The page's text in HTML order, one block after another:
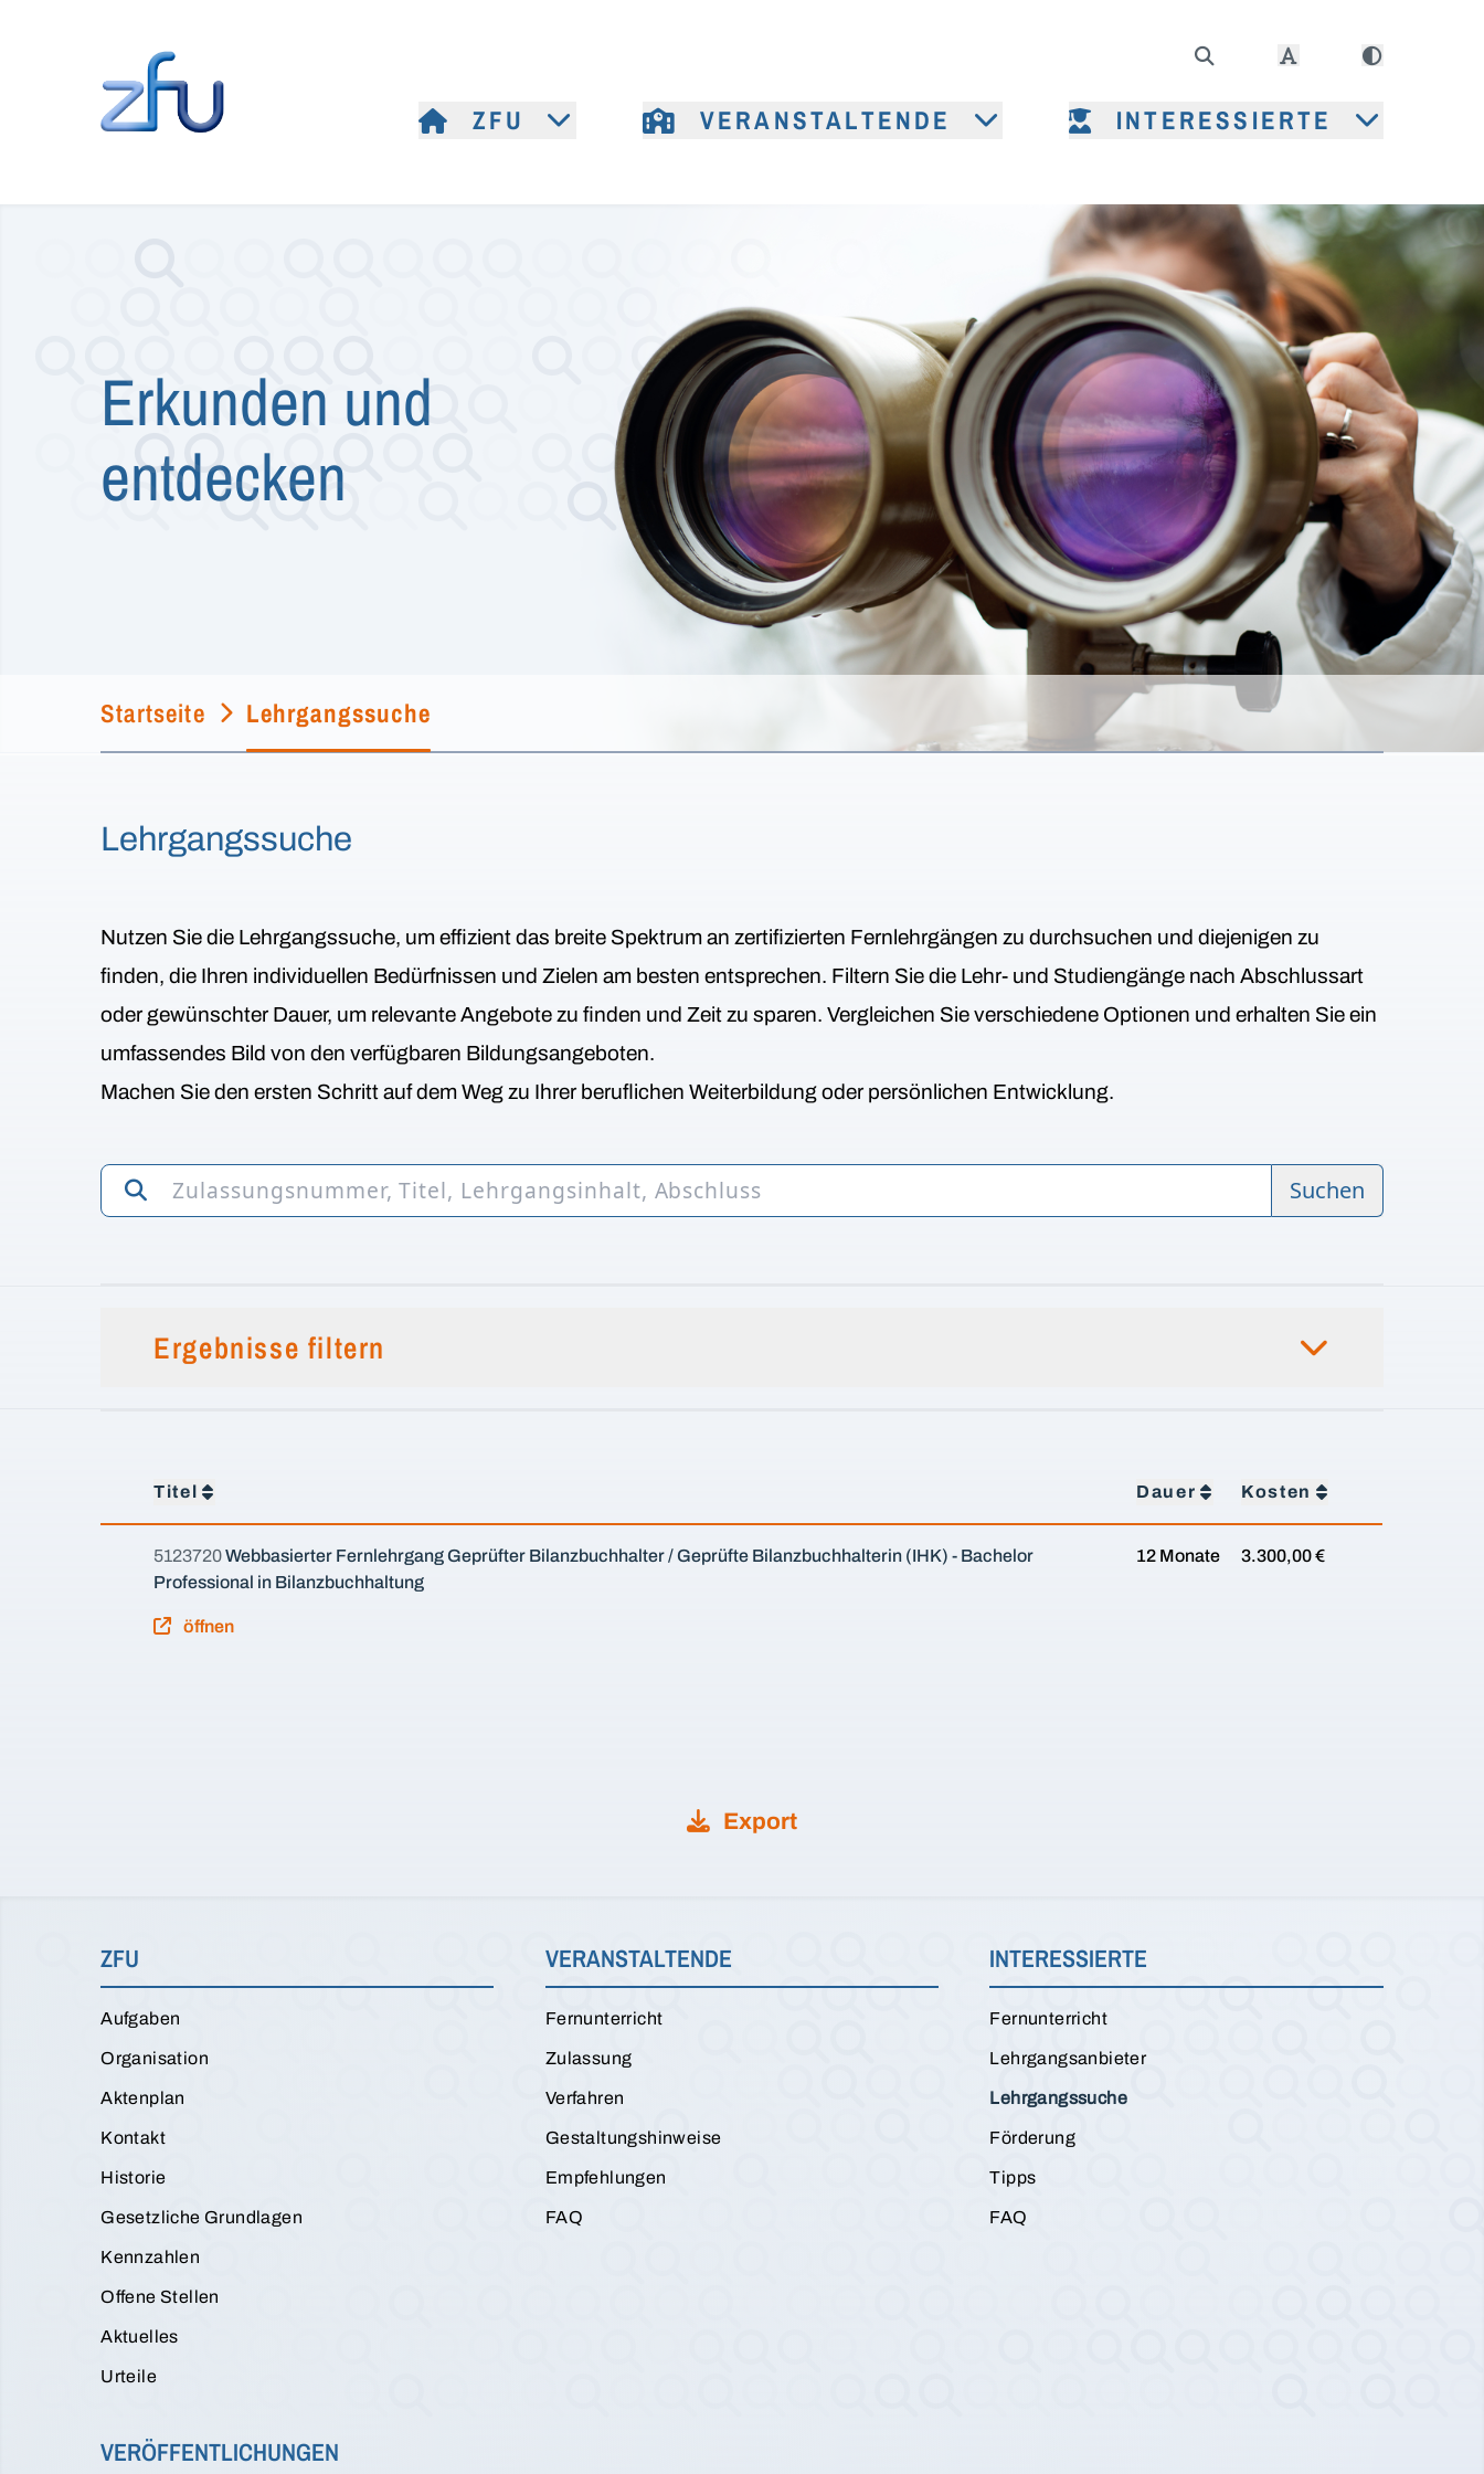
ZFU VERANSTALTENDE INTERESSIERTE
Erkunden und
entdecken
Startseite Lehrgangssuche
Lehrgangssuche
Nutzen Sie die Lehrgangssuche, um effizient das breite Spektrum an zertifizierten Fernlehrgängen zu durchsuchen und diejenigen zu
finden, die Ihren individuellen Bedürfnissen und Zielen am besten entsprechen. Filtern Sie die Lehr- und Studiengänge nach Abschlussart
oder gewünschter Dauer, um relevante Angebote zu finden und Zeit zu sparen. Vergleichen Sie verschiedene Optionen und erhalten Sie ein
umfassendes Bild von den verfügbaren Bildungsangeboten.
Machen Sie den ersten Schritt auf dem Weg zu Ihrer beruflichen Weiterbildung oder persönlichen Entwicklung.
Suchen
Ergebnisse filtern
Titel Dauer Kosten
5123720Webbasierter Fernlehrgang Geprüfter Bilanzbuchhalter / Geprüfte Bilanzbuchhalterin (IHK) - Bachelor
Professional in Bilanzbuchhaltung
öffnen
12 Monate 3.300,00 €
Export
ZFU
Aufgaben
Organisation
Aktenplan
Kontakt
Historie
Gesetzliche Grundlagen
Kennzahlen
Offene Stellen
Aktuelles
Urteile
VERANSTALTENDE
Fernunterricht
Zulassung
Verfahren
Gestaltungshinweise
Empfehlungen
FAQ
INTERESSIERTE
Fernunterricht
Lehrgangsanbieter
Lehrgangssuche
Förderung
Tipps
FAQ
VERÖFFENTLICHUNGEN